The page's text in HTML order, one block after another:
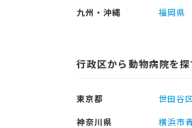
九州・沖縄
福岡県
行政区から動物病院を探
東京都 世田谷
神奈川県
横浜市